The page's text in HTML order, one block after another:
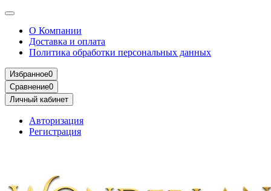
О Компании
Доставка и оплата
Политика обработки персональных данных
Избранное0
Сравнение0
Личный кабинет
Авторизация
Регистрация